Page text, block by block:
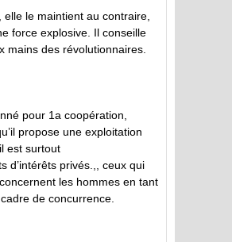
elle le maintient au contraire,
force explosive. Il conseille
mains des révolutionnaires.
pour 1a coopération,
propose une exploitation
est surtout
d’intérêts privés.,, ceux qui
les hommes en tant
de concurrence.